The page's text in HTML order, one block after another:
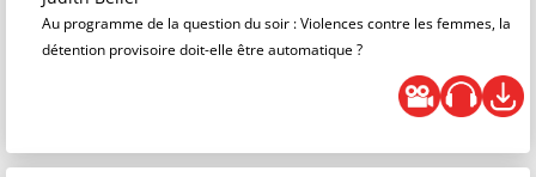
Au programme de la question du soir : Violences contre les femmes, la
détention provisoire doit-elle être automatique ?